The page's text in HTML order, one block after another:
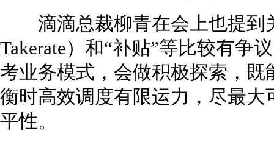
滴滴总裁柳青在会上也提到
Takerate）和“补贴”等比较有争
考业务模式，会做积极探索，
衡时高效调度有限运力，尽最
平性。